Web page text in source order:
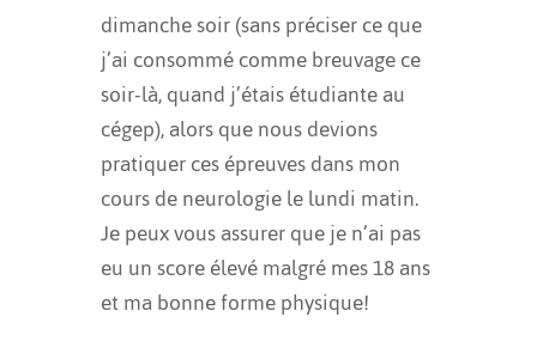
dimanche soir (sans préciser ce que
j’ai consommé comme breuvage ce
soir-là, quand j’étais étudiante au
cégep), alors que nous devions
pratiquer ces épreuves dans mon
cours de neurologie le lundi matin.
Je peux vous assurer que je n’ai pas
eu un score élevé malgré mes 18 ans
et ma bonne forme physique!